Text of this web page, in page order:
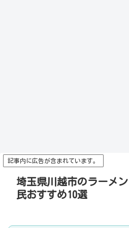
記事内に広告が含まれています。
埼玉県川越市のラーメ
民おすすめ10選